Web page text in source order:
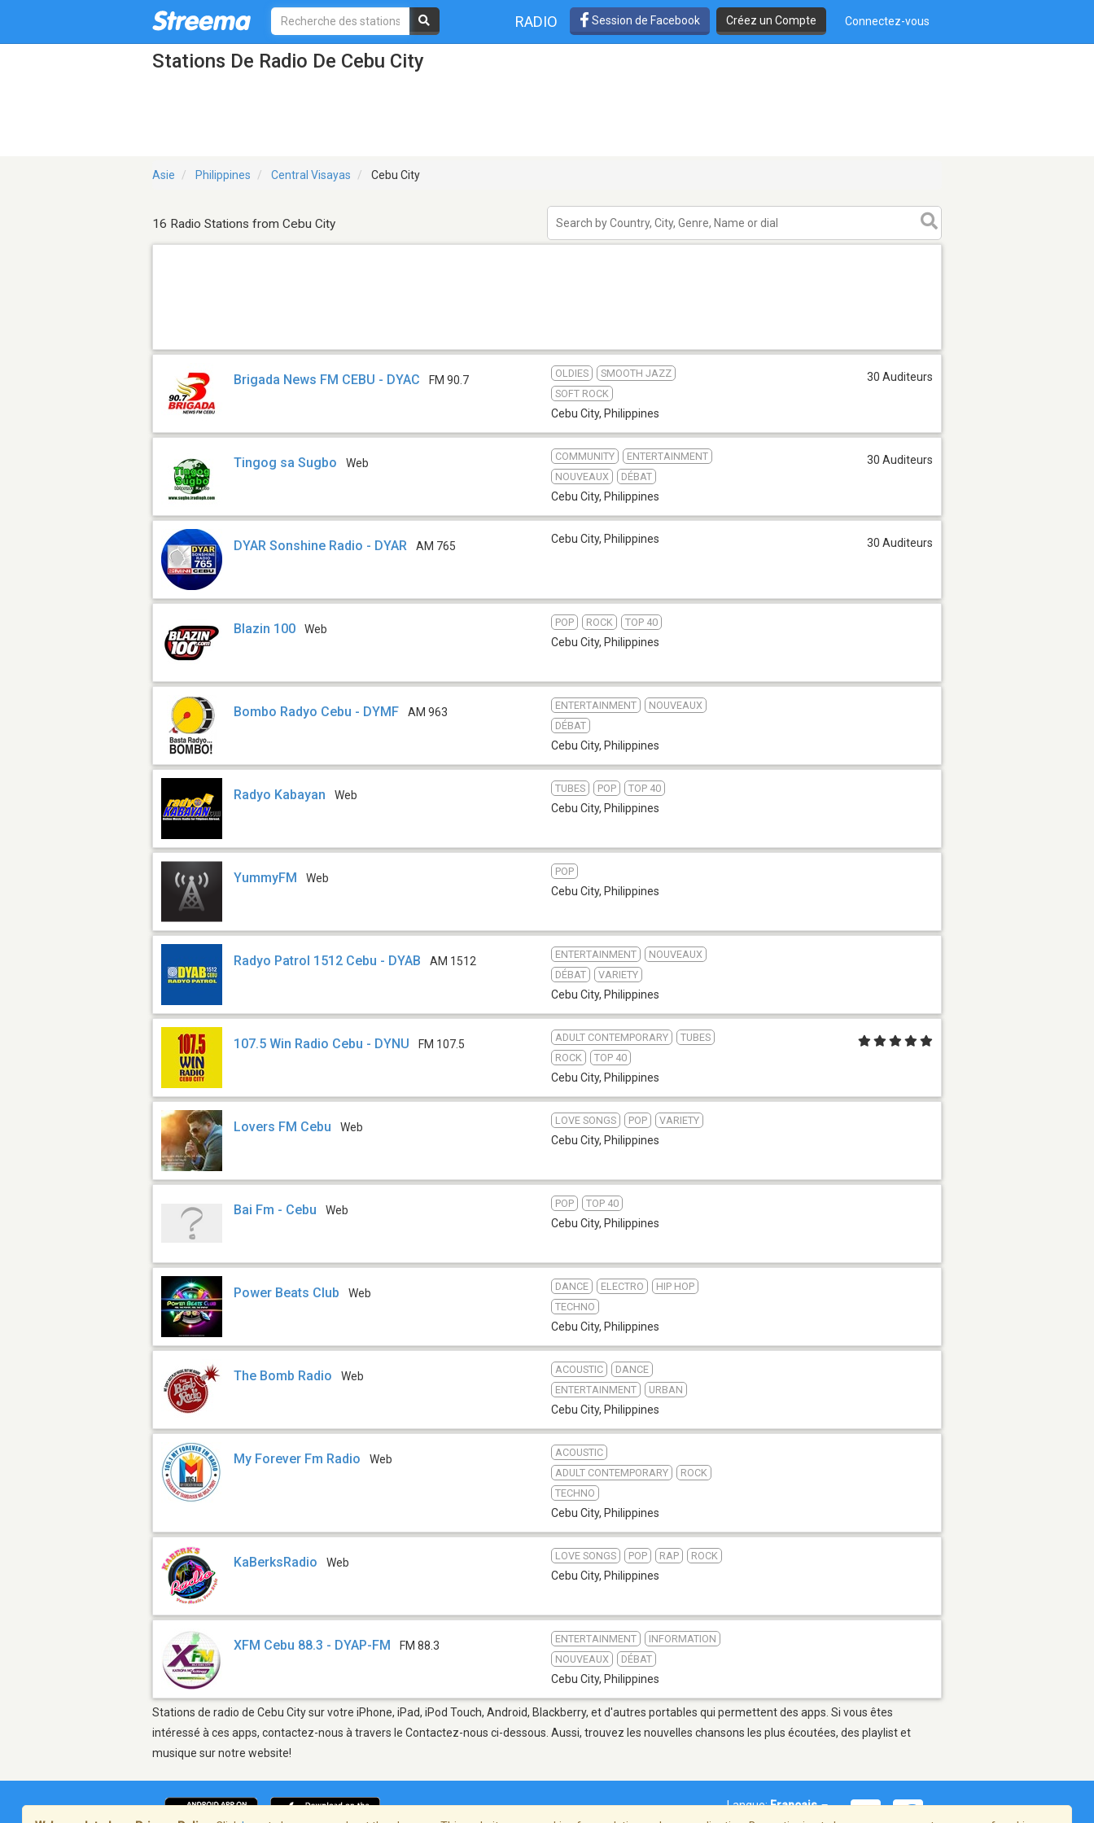
RADIO Session de Facebook Créez un Compte Connectez-vous
Stations De Radio De Cebu City
Asie Philippines Central Visayas Cebu City
16 Radio Stations from Cebu City
Brigada News FM CEBU - DYAC FM 90.7
OLDIES
SMOOTH JAZZ
SOFT ROCK
Cebu City, Philippines
30 Auditeurs
Tingog sa Sugbo Web
COMMUNITY
ENTERTAINMENT
NOUVEAUX
DÉBAT
Cebu City, Philippines
30 Auditeurs
DYAR Sonshine Radio - DYAR AM 765
Cebu City, Philippines 30 Auditeurs
Blazin 100 Web
POP ROCK TOP 40
Cebu City, Philippines
Bombo Radyo Cebu - DYMF AM 963
ENTERTAINMENT
NOUVEAUX
DÉBAT
Cebu City, Philippines
Radyo Kabayan Web
TUBES POP TOP 40
Cebu City, Philippines
YummyFM Web
POP
Cebu City, Philippines
Radyo Patrol 1512 Cebu - DYAB AM 1512
ENTERTAINMENT
NOUVEAUX
DÉBAT
VARIETY
Cebu City, Philippines
107.5 Win Radio Cebu - DYNU FM 107.5
ADULT CONTEMPORARY
TUBES
ROCK
TOP 40
Cebu City, Philippines
Lovers FM Cebu Web
LOVE SONGS POP VARIETY
Cebu City, Philippines
Bai Fm - Cebu Web
POP TOP 40
Cebu City, Philippines
Power Beats Club Web
DANCE ELECTRO
HIP HOP
TECHNO
Cebu City, Philippines
The Bomb Radio Web
ACOUSTIC
DANCE
ENTERTAINMENT
URBAN
Cebu City, Philippines
My Forever Fm Radio Web
ACOUSTIC
ADULT CONTEMPORARY
ROCK
TECHNO
Cebu City, Philippines
KaBerksRadio Web
LOVE SONGS POP RAP ROCK
Cebu City, Philippines
XFM Cebu 88.3 - DYAP-FM FM 88.3
ENTERTAINMENT
INFORMATION
NOUVEAUX
DÉBAT
Cebu City, Philippines
Stations de radio de Cebu City sur votre iPhone, iPad, iPod Touch, Android, Blackberry, et d'autres portables qui permettent des apps. Si vous êtes
intéressé à ces apps, contactez-nous à travers le Contactez-nous ci-dessous. Aussi, trouvez les nouvelles chansons les plus écoutées, des playlist et
musique sur notre website!
Langue:Français